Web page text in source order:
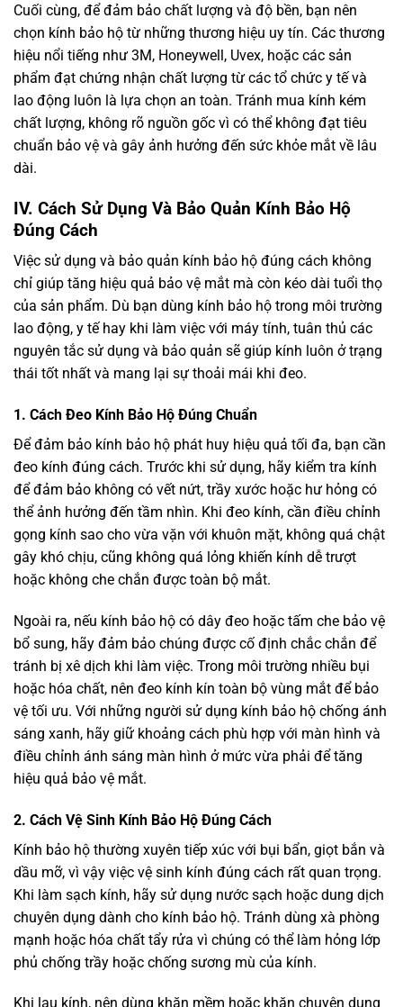
Cuối cùng, để đảm bảo chất lượng và độ bền, bạn nên
chọn kính bảo hộ từ những thương hiệu uy tín. Các thương
hiệu nổi tiếng như 3M, Honeywell, Uvex, hoặc các sản
phẩm đạt chứng nhận chất lượng từ các tổ chức y tế và
lao động luôn là lựa chọn an toàn. Tránh mua kính kém
chất lượng, không rõ nguồn gốc vì có thể không đạt tiêu
chuẩn bảo vệ và gây ảnh hưởng đến sức khỏe mắt về lâu
dài.
IV. Cách Sử Dụng Và Bảo Quản Kính Bảo Hộ
Đúng Cách
Việc sử dụng và bảo quản kính bảo hộ đúng cách không
chỉ giúp tăng hiệu quả bảo vệ mắt mà còn kéo dài tuổi thọ
của sản phẩm. Dù bạn dùng kính bảo hộ trong môi trường
lao động, y tế hay khi làm việc với máy tính, tuân thủ các
nguyên tắc sử dụng và bảo quản sẽ giúp kính luôn ở trạng
thái tốt nhất và mang lại sự thoải mái khi đeo.
1. Cách Đeo Kính Bảo Hộ Đúng Chuẩn
Để đảm bảo kính bảo hộ phát huy hiệu quả tối đa, bạn cần
đeo kính đúng cách. Trước khi sử dụng, hãy kiểm tra kính
để đảm bảo không có vết nứt, trầy xước hoặc hư hỏng có
thể ảnh hưởng đến tầm nhìn. Khi đeo kính, cần điều chỉnh
gọng kính sao cho vừa vặn với khuôn mặt, không quá chật
gây khó chịu, cũng không quá lỏng khiến kính dễ trượt
hoặc không che chắn được toàn bộ mắt.
Ngoài ra, nếu kính bảo hộ có dây đeo hoặc tấm che bảo vệ
bổ sung, hãy đảm bảo chúng được cố định chắc chắn để
tránh bị xê dịch khi làm việc. Trong môi trường nhiều bụi
hoặc hóa chất, nên đeo kính kín toàn bộ vùng mắt để bảo
vệ tối ưu. Với những người sử dụng kính bảo hộ chống ánh
sáng xanh, hãy giữ khoảng cách phù hợp với màn hình và
điều chỉnh ánh sáng màn hình ở mức vừa phải để tăng
hiệu quả bảo vệ mắt.
2. Cách Vệ Sinh Kính Bảo Hộ Đúng Cách
Kính bảo hộ thường xuyên tiếp xúc với bụi bẩn, giọt bắn và
dầu mỡ, vì vậy việc vệ sinh kính đúng cách rất quan trọng.
Khi làm sạch kính, hãy sử dụng nước sạch hoặc dung dịch
chuyên dụng dành cho kính bảo hộ. Tránh dùng xà phòng
mạnh hoặc hóa chất tẩy rửa vì chúng có thể làm hỏng lớp
phủ chống trầy hoặc chống sương mù của kính.
Khi lau kính, nên dùng khăn mềm hoặc khăn chuyên dụng